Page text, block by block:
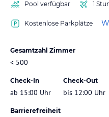
Pool verfügbar
1
Kostenlose Parkplätze
Gesamtzahl Zimmer
< 500
Check-In
ab 15:00 Uhr
Check-Out
bis 12:00 Uhr
Barrierefreiheit